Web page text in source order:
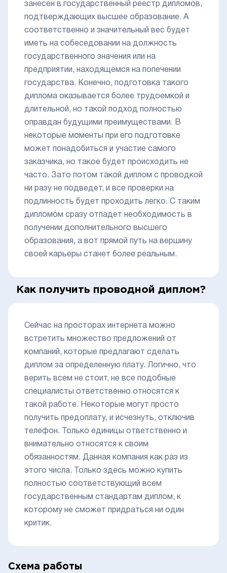
занесен в государственный реестр дипломов,
подтверждающих высшее образование. А
соответственно и значительный вес будет
иметь на собеседовании на должность
государственного значения или на
предприятии, находящемся на попечении
государства. Конечно, подготовка такого
диплома оказывается более трудоемкой и
длительной, но такой подход полностью
оправдан будущими преимуществами. В
некоторые моменты при его подготовке
может понадобиться и участие самого
заказчика, но такое будет происходить не
часто. Зато потом такой диплом с проводкой
ни разу не подведет, и все проверки на
подлинность будет проходить легко. С таким
дипломом сразу отпадет необходимость в
получении дополнительного высшего
образования, а вот прямой путь на вершину
своей карьеры станет более реальным.
Как получить проводной диплом?
Сейчас на просторах интернета можно
встретить множество предложений от
компаний, которые предлагают сделать
диплом за определенную плату. Логично, что
верить всем не стоит, не все подобные
специалисты ответственно относятся к
такой работе. Некоторые могут просто
получить предоплату, и исчезнуть, отключив
телефон. Только единицы ответственно и
внимательно относятся к своим
обязанностям. Данная компания как раз из
этого числа. Только здесь можно купить
полностью соответствующий всем
государственным стандартам диплом, к
которому не сможет придраться ни один
критик.
Схема работы